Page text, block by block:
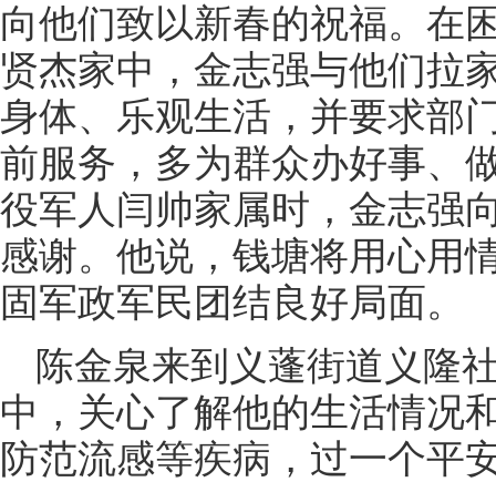
向他们致以新春的祝福。在
贤杰家中，金志强与他们拉
身体、乐观生活，并要求部
前服务，多为群众办好事、
役军人闫帅家属时，金志强
感谢。他说，钱塘将用心用
固军政军民团结良好局面。
陈金泉来到义蓬街道义隆
中，关心了解他的生活情况
防范流感等疾病，过一个平